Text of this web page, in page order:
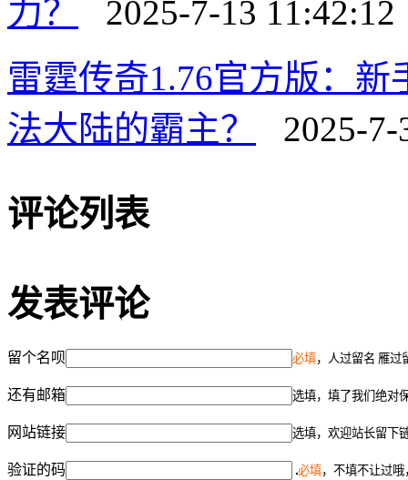
力？
2025-7-13 11:42:12
雷霆传奇1.76官方版：
法大陆的霸主？
2025-7-
评论列表
发表评论
留个名呗 必填，人过留名 雁过
还有邮箱 选填，填了我们绝对
网站链接 选填，欢迎站长留下
验证的码 必填，不填不让过